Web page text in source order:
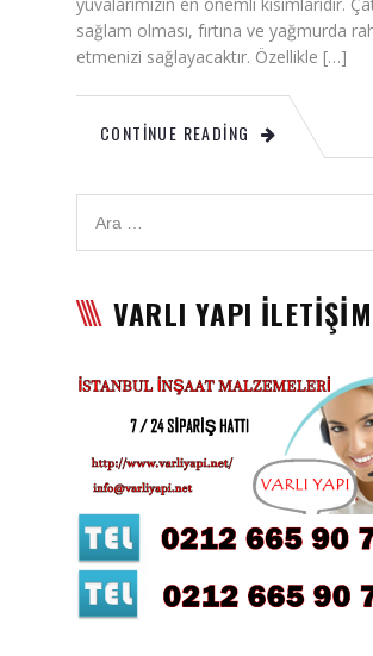
Betokontak Astar
Alçı Yapıştırma Malzemesi
Satışı
Kaba İnşaat Malzemeleri
İzolasyon Malzemesi Satışı
Karbon Köpük Malzemesi
Tavan Boyası
Betopan Malzemesi Satışı
Asma Tavan Malzemesi
Satışı
Asma Tavan Karolam
Malzeme Satışı
Alçıpan malzemesi satışı
sağlam olması, fırtına ve yağmurda
etmenizi sağlayacaktır. Özellikle […]
CONTINUE READING
VARLI YAPI İLETİŞİM